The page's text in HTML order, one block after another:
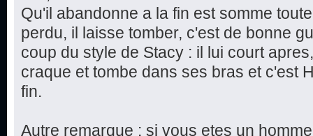
Qu'il abandonne a la fin est somme
perdu, il laisse tomber, c'est de bonne
coup du style de Stacy : il lui court
craque et tombe dans ses bras et c'est
fin.
Autre remarque : si vous etes un